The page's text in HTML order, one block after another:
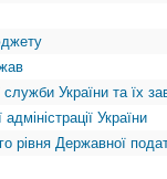
України та їх
України
рівня Державної